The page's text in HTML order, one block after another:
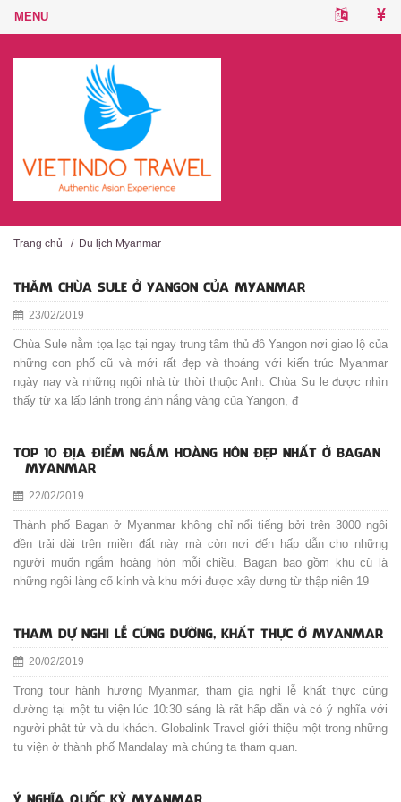
Trang chủ / Du lịch Myanmar
THĂM CHÙA SULE Ở YANGON CỦA MYANMAR
23/02/2019
Chùa Sule nằm tọa lạc tại ngay trung tâm thủ đô Yangon nơi giao lộ của
những con phố cũ và mới rất đẹp và thoáng với kiến trúc Myanmar
ngày nay và những ngôi nhà từ thời thuộc Anh. Chùa Su le được nhìn
thấy từ xa lấp lánh trong ánh nắng vàng của Yangon, đ
TOP 10 ĐỊA ĐIỂM NGẮM HOÀNG HÔN ĐẸP NHẤT Ở BAGAN
– MYANMAR
22/02/2019
Thành phố Bagan ở Myanmar không chỉ nổi tiếng bởi trên 3000 ngôi
đền trải dài trên miền đất này mà còn nơi đến hấp dẫn cho những
người muốn ngắm hoàng hôn mỗi chiều. Bagan bao gồm khu cũ là
những ngôi làng cổ kính và khu mới được xây dựng từ thập niên 19
THAM DỰ NGHI LỄ CÚNG DƯỜNG, KHẤT THỰC Ở MYANMAR
20/02/2019
Trong tour hành hương Myanmar, tham gia nghi lễ khất thực cúng
dường tại một tu viện lúc 10:30 sáng là rất hấp dẫn và có ý nghĩa với
người phật tử và du khách. Globalink Travel giới thiệu một trong những
tu viện ở thành phố Mandalay mà chúng ta tham quan.